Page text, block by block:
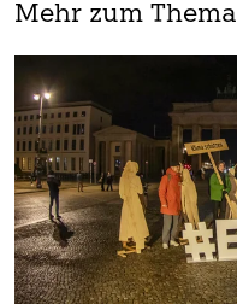
Mehr zum Thema